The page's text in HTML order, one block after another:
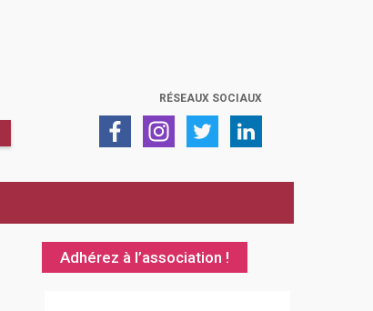
RÉSEAUX SOCIAUX
Adhérez à l’association !